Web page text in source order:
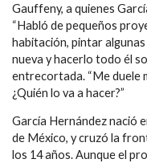
Gauffeny, a quienes
“Habló de pequeños
habitación, pintar
nueva y hacerlo todo él
entrecortada. “Me duele
¿Quién lo va a hacer?”
García Hernández nació
de México, y cruzó la
los 14 años. Aunque el